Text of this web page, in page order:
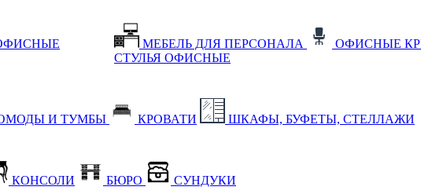
МЕБЕЛЬ ДЛЯ ПЕРСОНАЛА
ОФИСНЫЕ
СТУЛЬЯ ОФИСНЫЕ
И ТУМБЫ КРОВАТИ ШКАФЫ, БУФЕТЫ, СТЕЛЛАЖИ
КОНСОЛИ БЮРО СУНДУКИ